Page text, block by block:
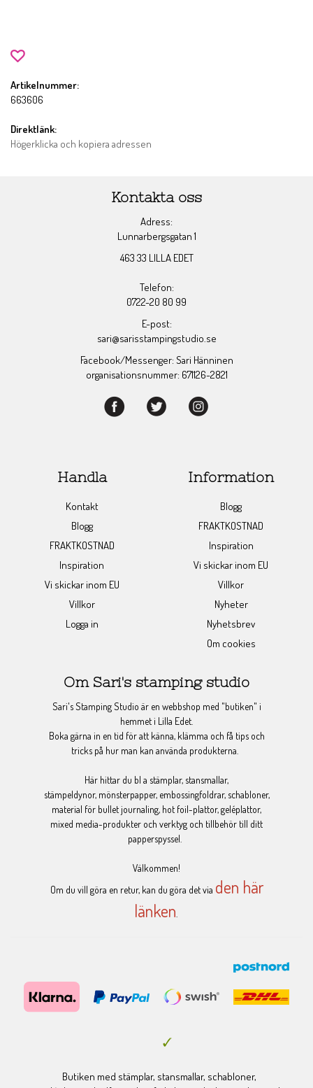
Artikelnummer:
663606
Direktlänk:
Högerklicka och kopiera adressen
Kontakta oss
Adress:
Lunnarbergsgatan 1
463 33 LILLA EDET
Telefon:
0722-20 80 99
E-post:
sari@sarisstampingstudio.se
Facebook/Messenger: Sari Hänninen
organisationsnummer: 671126-2821
Handla
Kontakt
Blogg
FRAKTKOSTNAD
Inspiration
Vi skickar inom EU
Villkor
Logga in
Information
Blogg
FRAKTKOSTNAD
Inspiration
Vi skickar inom EU
Villkor
Nyheter
Nyhetsbrev
Om cookies
Om Sari's stamping studio
Sari's Stamping Studio är en webbshop med "butiken" i
hemmet i Lilla Edet.
Boka gärna in en tid för att känna, klämma och få tips och
tricks på hur man kan använda produkterna.
Här hittar du bl a stämplar, stansmallar,
stämpeldynor, mönsterpapper, embossingfoldrar, schabloner,
material för bullet journaling, hot foil-plattor, geléplattor,
mixed media-produkter och verktyg och tillbehör till ditt
papperspyssel.
Välkommen!
Om du vill göra en retur, kan du göra det via den här
länken.
Butiken med stämplar, stansmallar, schabloner,